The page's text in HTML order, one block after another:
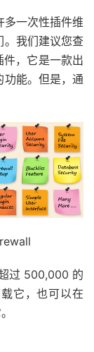
多一次性插件维
。我们建议您查
，它是一款出
功能。但是，通
过 500,000 的
它，也可以在